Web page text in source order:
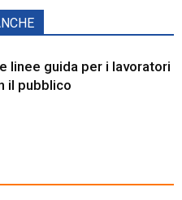
linee guida per i lavoratori
il pubblico